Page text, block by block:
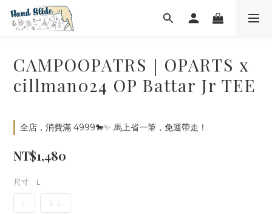
CAMPOOPATRS｜OPARTS x
cillman024 OP Battar Jr TEE
全店，消費滿 4999🐎✨ 馬上省一筆，免運帶走！
NT$1,480
尺寸 : Ｌ
Ｌ ＸＬ